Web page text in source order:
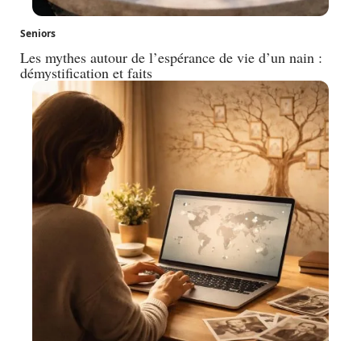
Seniors
Les mythes autour de l’espérance de vie d’un nain :
démystification et faits